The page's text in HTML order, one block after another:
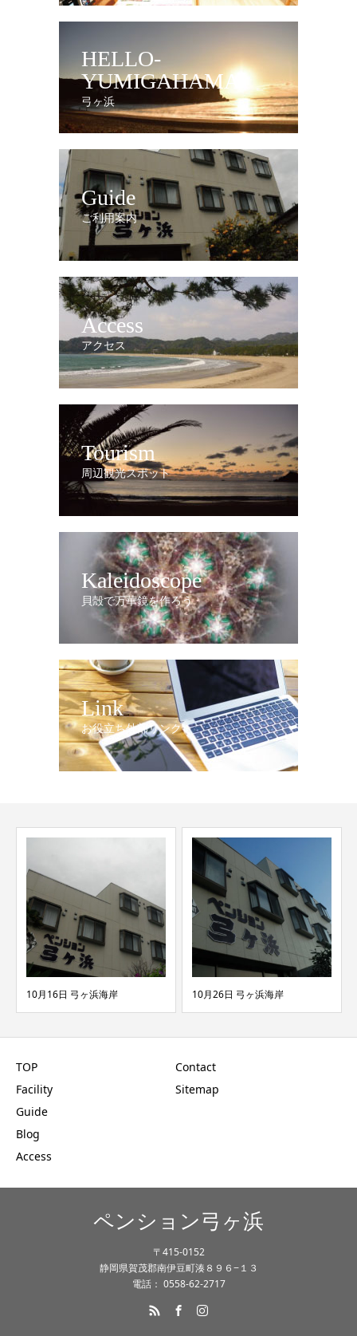
HELLO-
YUMIGAHAMA
弓ヶ浜
Guide
ご利用案内
Access
アクセス
Tourism
周辺観光スポット
Kaleidoscope
貝殻で万華鏡を作ろう
Link
お役立ち外部リンク
16日 弓ヶ浜海岸 10月26日 弓ヶ浜海岸
TOP
Facility
Guide
Blog
Access
Contact
Sitemap
ペンション弓ヶ浜
〒415-0152
静岡県賀茂郡南伊豆町湊８９６−１３
電話： 0558-62-2717